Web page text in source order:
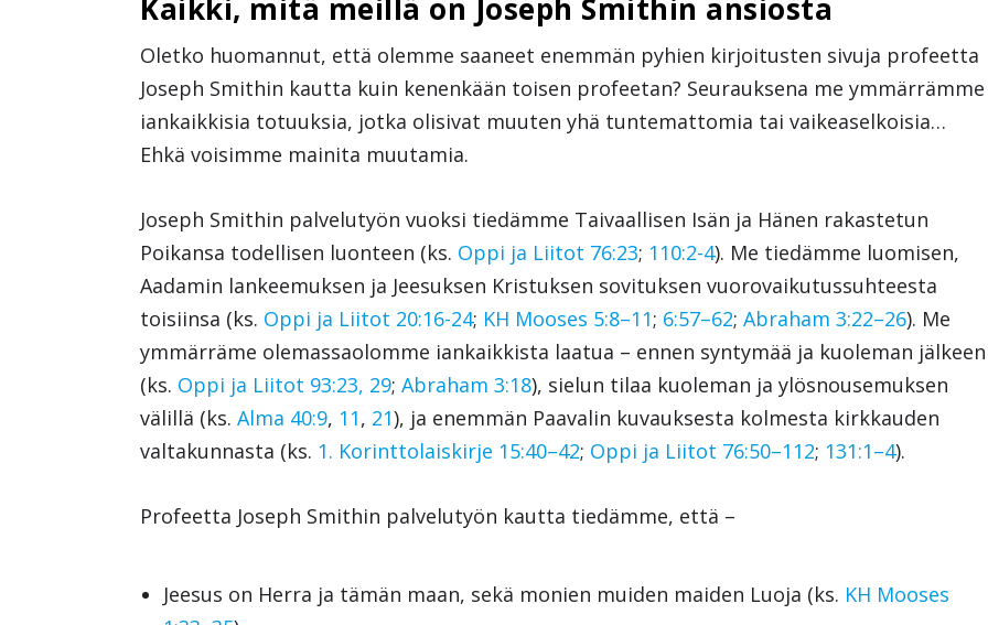
Kaikki, mitä meillä on Joseph Smithin ansiosta
Oletko huomannut, että olemme saaneet enemmän pyhien kirjoitusten sivuja profeetta
Joseph Smithin kautta kuin kenenkään toisen profeetan? Seurauksena me ymmärrämme
iankaikkisia totuuksia, jotka olisivat muuten yhä tuntemattomia tai vaikeaselkoisia…
Ehkä voisimme mainita muutamia.
Joseph Smithin palvelutyön vuoksi tiedämme Taivaallisen Isän ja Hänen rakastetun
Poikansa todellisen luonteen (ks. Oppi ja Liitot 76:23; 110:2-4). Me tiedämme luomisen,
Aadamin lankeemuksen ja Jeesuksen Kristuksen sovituksen vuorovaikutussuhteesta
toisiinsa (ks. Oppi ja Liitot 20:16-24; KH Mooses 5:8–11; 6:57–62;Abraham 3:22–26). Me
ymmärräme olemassaolomme iankaikkista laatua – ennen syntymää ja kuoleman jälkeen
(ks. Oppi ja Liitot 93:23, 29;Abraham 3:18), sielun tilaa kuoleman ja ylösnousemuksen
välillä (ks.Alma 40:9, 11, 21), ja enemmän Paavalin kuvauksesta kolmesta kirkkauden
valtakunnasta (ks. 1. Korinttolaiskirje 15:40–42; Oppi ja Liitot 76:50–112; 131:1–4).
Profeetta Joseph Smithin palvelutyön kautta tiedämme, että –
Jeesus on Herra ja tämän maan, sekä monien muiden maiden Luoja (ks. KH Mooses